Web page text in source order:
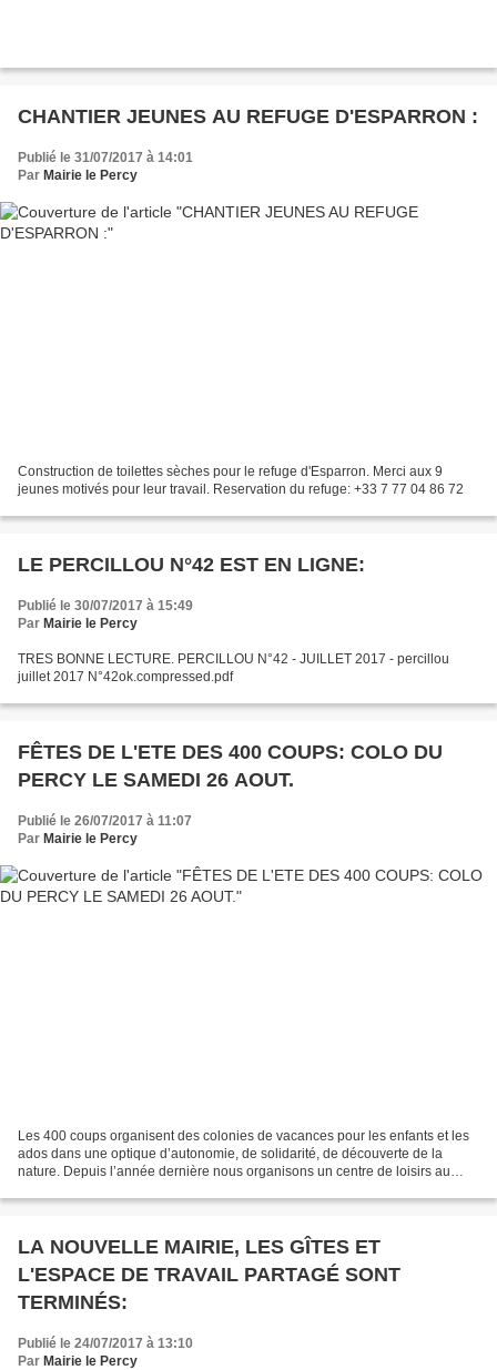
CHANTIER JEUNES AU REFUGE D'ESPARRON :
Publié le 31/07/2017 à 14:01
Par Mairie le Percy
Construction de toilettes sèches pour le refuge d'Esparron. Merci aux 9
jeunes motivés pour leur travail. Reservation du refuge: +33 7 77 04 86 72
LE PERCILLOU N°42 EST EN LIGNE:
Publié le 30/07/2017 à 15:49
Par Mairie le Percy
TRES BONNE LECTURE. PERCILLOU N°42 - JUILLET 2017 - percillou
juillet 2017 N°42ok.compressed.pdf
FÊTES DE L'ETE DES 400 COUPS: COLO DU
PERCY LE SAMEDI 26 AOUT.
Publié le 26/07/2017 à 11:07
Par Mairie le Percy
Les 400 coups organisent des colonies de vacances pour les enfants et les
ados dans une optique d’autonomie, de solidarité, de découverte de la
nature. Depuis l’année dernière nous organisons un centre de loisirs au
LA NOUVELLE MAIRIE, LES GÎTES ET
L'ESPACE DE TRAVAIL PARTAGÉ SONT
TERMINÉS:
Publié le 24/07/2017 à 13:10
Par Mairie le Percy